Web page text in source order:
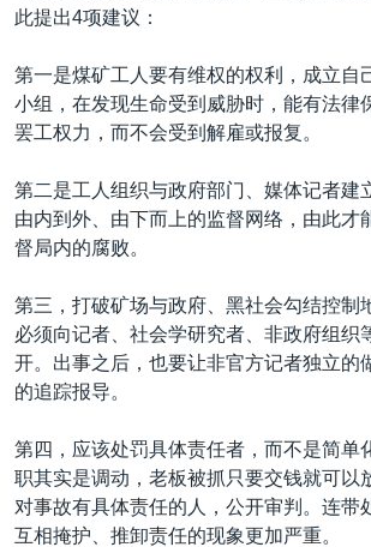
此提出4项建议：
第一是煤矿工人要有维权的权利，成立自
小组，在发现生命受到威胁时，能有法律
罢工权力，而不会受到解雇或报复。
第二是工人组织与政府部门、媒体记者建
由内到外、由下而上的监督网络，由此才
督局内的腐败。
第三，打破矿场与政府、黑社会勾结控制
必须向记者、社会学研究者、非政府组织
开。出事之后，也要让非官方记者独立的
的追踪报导。
第四，应该处罚具体责任者，而不是简单
职其实是调动，老板被抓只要交钱就可以
对事故有具体责任的人，公开审判。连带
互相掩护、推卸责任的现象更加严重。